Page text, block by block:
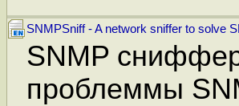
SNMPSniff - A network sniffer to solve
SNMP
проблеммы